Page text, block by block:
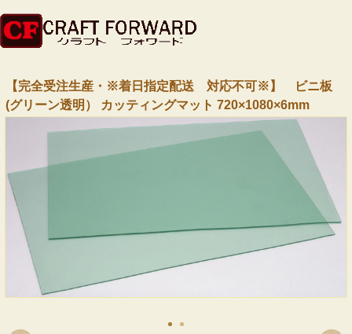
【完全受注生産・※着日指定配送 対応不可※】 ビニ板
(グリーン透明） カッティングマット 720×1080×6mm